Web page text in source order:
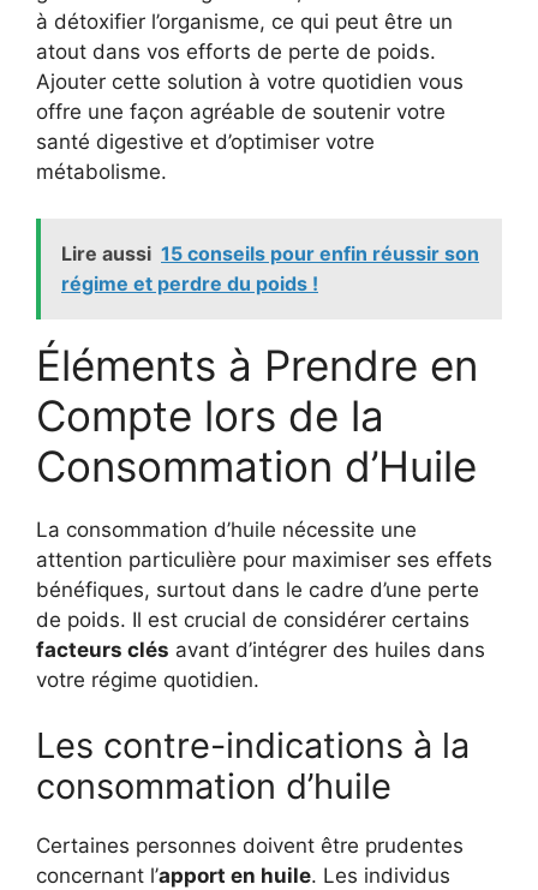
à détoxifier l’organisme, ce qui peut être un
atout dans vos efforts de perte de poids.
Ajouter cette solution à votre quotidien vous
offre une façon agréable de soutenir votre
santé digestive et d’optimiser votre
métabolisme.
Lire aussi 15 conseils pour enfin réussir son
régime et perdre du poids !
Éléments à Prendre en
Compte lors de la
Consommation d’Huile
La consommation d’huile nécessite une
attention particulière pour maximiser ses effets
bénéfiques, surtout dans le cadre d’une perte
de poids. Il est crucial de considérer certains
facteurs clés avant d’intégrer des huiles dans
votre régime quotidien.
Les contre-indications à la
consommation d’huile
Certaines personnes doivent être prudentes
concernant l’apport en huile. Les individus